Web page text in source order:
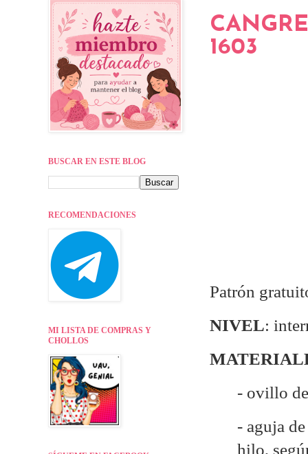
1603
Patrón
NIVEL:
- ovillo
- aguja
hilo,
BUSCAR EN ESTE BLOG
RECOMENDACIONES
MI LISTA DE COMPRAS Y
CHOLLOS